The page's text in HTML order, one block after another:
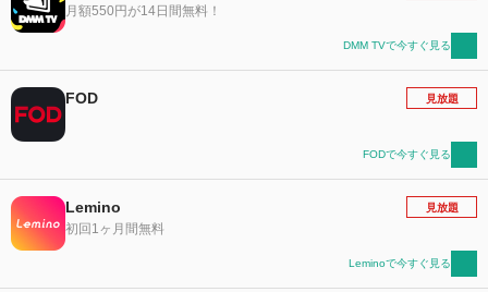
月額550円が14日間無料！
DMM TVで今すぐ見る
FOD 見放題
FODで今すぐ見る
Lemino
初回1ヶ月間無料
見放題
Leminoで今すぐ見る